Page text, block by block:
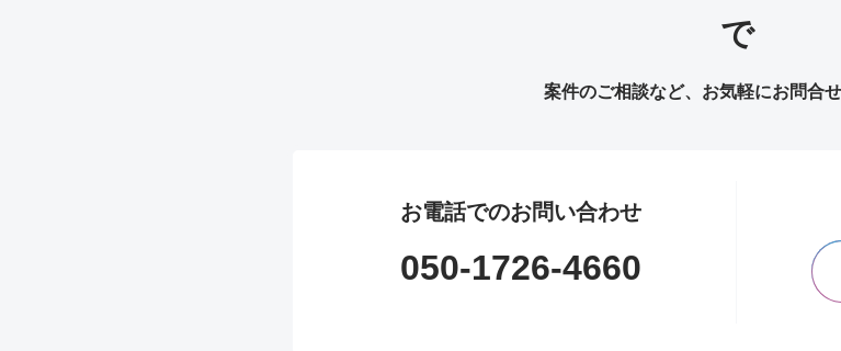
で
案件のご相談など、お気軽にお問合せ
お電話でのお問い合わせ
050-1726-4660